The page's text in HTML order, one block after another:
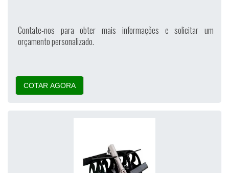
Contate-nos para obter mais informações e solicitar um
orçamento personalizado.
COTAR AGORA